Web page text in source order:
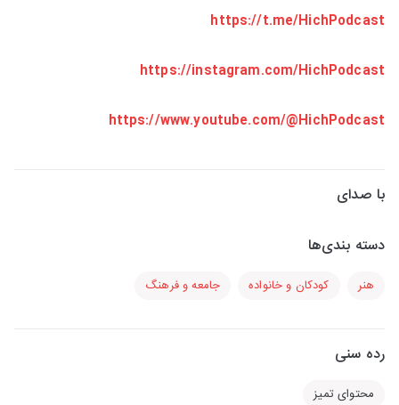
https://t.me/HichPodcast
https://instagram.com/HichPodcast
https://www.youtube.com/@HichPodcast
با صدای
دسته بندی‌ها
هنر کودکان و خانواده جامعه و فرهنگ
رده سنی
محتوای تمیز